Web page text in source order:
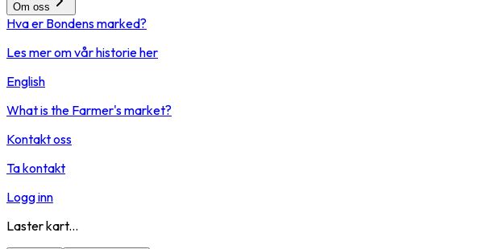
Om oss
Hva er Bondens marked?
Les mer om vår historie her
English
What is the Farmer's market?
Kontakt oss
Ta kontakt
Logg inn
Laster kart...